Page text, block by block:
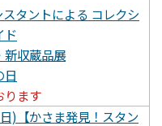
タントによる コレクシ
ド
新収蔵品展
日
ります
)【かさま発見！スタン